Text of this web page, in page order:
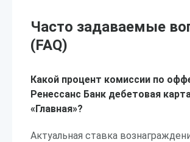
Часто задаваемые
(FAQ)
Какой процент комиссии по
Ренессанс Банк дебетовая
«Главная»?
Актуальная ставка